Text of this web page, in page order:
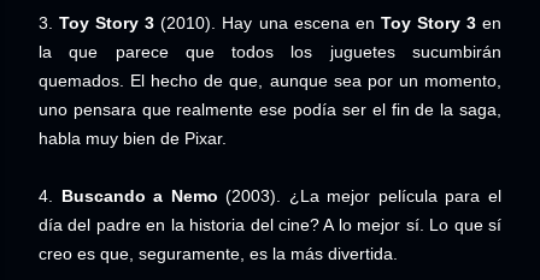
3.Toy Story 3 (2010). Hay una escena en Toy Story 3en
la que parece que todos los juguetes sucumbirán
quemados. El hecho de que, aunque sea por un momento,
uno pensara que realmente ese podía ser el fin de la saga,
habla muy bien de Pixar.
4. Buscando a Nemo (2003). ¿La mejor película para el
día del padre en la historia del cine? A lo mejor sí. Lo que sí
creo es que, seguramente, es la más divertida.